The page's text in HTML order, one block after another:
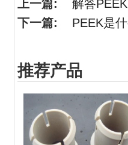
上一篇: 解答
下一篇: PEEK是
推荐产品